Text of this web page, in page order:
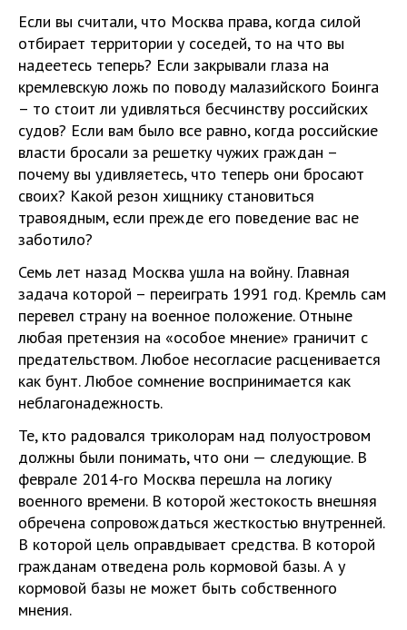
Если вы считали, что Москва права, когда силой
отбирает территории у соседей, то на что вы
надеетесь теперь? Если закрывали глаза на
кремлевскую ложь по поводу малазийского Боинга
– то стоит ли удивляться бесчинству российских
судов? Если вам было все равно, когда российские
власти бросали за решетку чужих граждан –
почему вы удивляетесь, что теперь они бросают
своих? Какой резон хищнику становиться
травоядным, если прежде его поведение вас не
заботило?
Семь лет назад Москва ушла на войну. Главная
задача которой – переиграть 1991 год. Кремль сам
перевел страну на военное положение. Отныне
любая претензия на «особое мнение» граничит с
предательством. Любое несогласие расценивается
как бунт. Любое сомнение воспринимается как
неблагонадежность.
Те, кто радовался триколорам над полуостровом
должны были понимать, что они — следующие. В
феврале 2014-го Москва перешла на логику
военного времени. В которой жестокость внешняя
обречена сопровождаться жесткостью внутренней.
В которой цель оправдывает средства. В которой
гражданам отведена роль кормовой базы. А у
кормовой базы не может быть собственного
мнения.